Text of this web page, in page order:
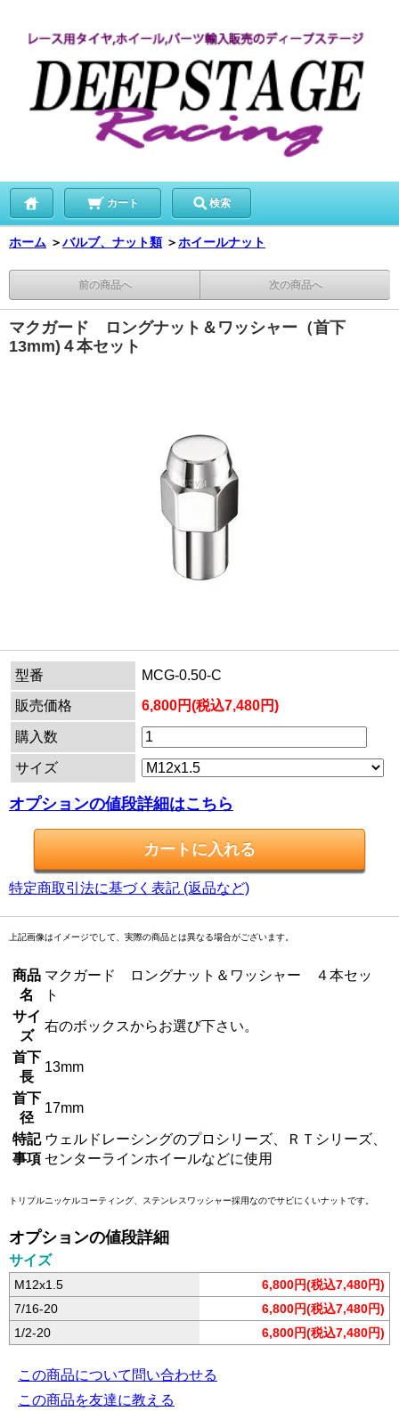
カート 検索
ホーム ＞バルブ、ナット類 ＞ホイールナット
前の商品へ 次の商品へ
マクガード ロングナット＆ワッシャー（首下
13mm)４本セット
型番
MCG-0.50-C
販売価格
6,800円(税込7,480円)
購入数
サイズ
オプションの値段詳細はこちら
特定商取引法に基づく表記 (返品など)
上記画像はイメージでして、実際の商品とは異なる場合がございます。
商品
名
マクガード ロングナット＆ワッシャー ４本セッ
ト
サイ
ズ
右のボックスからお選び下さい。
首下
長
13mm
首下
径
17mm
特記
事項
ウェルドレーシングのプロシリーズ、ＲＴシリーズ、
センターラインホイールなどに使用
トリプルニッケルコーティング、ステンレスワッシャー採用なのでサビにくいナットです。
オプションの値段詳細
サイズ
M12x1.5
6,800円(税込7,480円)
7/16-20
6,800円(税込7,480円)
1/2-20
6,800円(税込7,480円)
この商品について問い合わせる
この商品を友達に教える